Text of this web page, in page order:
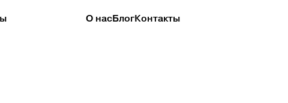
О насБлогКонтакты